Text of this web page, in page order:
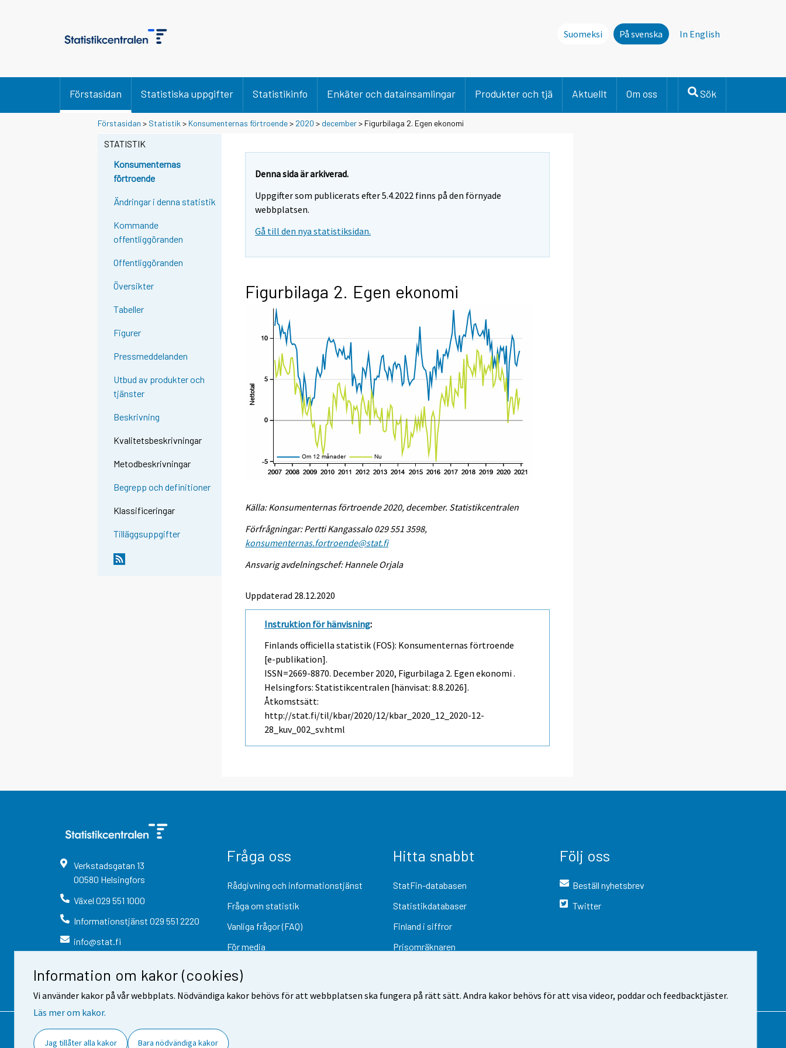
Information om kakor (cookies)
Vi använder kakor på vår webbplats. Nödvändiga kakor behövs för att webbplatsen ska fungera på rätt sätt. Andra kakor behövs för att visa videor, poddar och feedbacktjäster.
Läs mer om kakor.
Jag tillåter alla kakor Bara nödvändiga kakor
Suomeksi På svenska In English
Förstasidan Statistiska uppgifter Statistikinfo Enkäter och datainsamlingar Produkter och tjä Aktuellt Om oss Sök
Förstasidan > Statistik > Konsumenternas förtroende> 2020 > december> Figurbilaga 2. Egen ekonomi
STATISTIK
Konsumenternas
förtroende
Ändringar i denna statistik
Kommande
offentliggöranden
Offentliggöranden
Översikter
Tabeller
Figurer
Pressmeddelanden
Utbud av produkter och
tjänster
Beskrivning
Kvalitetsbeskrivningar
Metodbeskrivningar
Begrepp och definitioner
Klassificeringar
Tilläggsuppgifter
Denna sida är arkiverad.
Uppgifter som publicerats efter 5.4.2022 finns på den förnyade
webbplatsen.
Gå till den nya statistiksidan.
Figurbilaga 2. Egen ekonomi
Källa: Konsumenternas förtroende 2020, december. Statistikcentralen
Förfrågningar: Pertti Kangassalo 029 551 3598,
konsumenternas.fortroende@stat.fi
Ansvarig avdelningschef: Hannele Orjala
Uppdaterad 28.12.2020
Instruktion för hänvisning:
Finlands officiella statistik (FOS): Konsumenternas förtroende
[e-publikation].
ISSN=2669-8870. December 2020, Figurbilaga 2. Egen ekonomi .
Helsingfors: Statistikcentralen [hänvisat: 8.8.2026].
Åtkomstsätt:
http://stat.fi/til/kbar/2020/12/kbar_2020_12_2020-12-
28_kuv_002_sv.html
Verkstadsgatan 13
00580 Helsingfors
Växel 029 551 1000
Informationstjänst 029 551 2220
info@stat.fi
Fråga oss
Rådgivning och informationstjänst
Fråga om statistik
Vanliga frågor (FAQ)
För media
Hitta snabbt
StatFin-databasen
Statistikdatabaser
Finland i siffror
Prisomräknaren
Följ oss
Beställ nyhetsbrev
Twitter
Kontaktinformation Respons